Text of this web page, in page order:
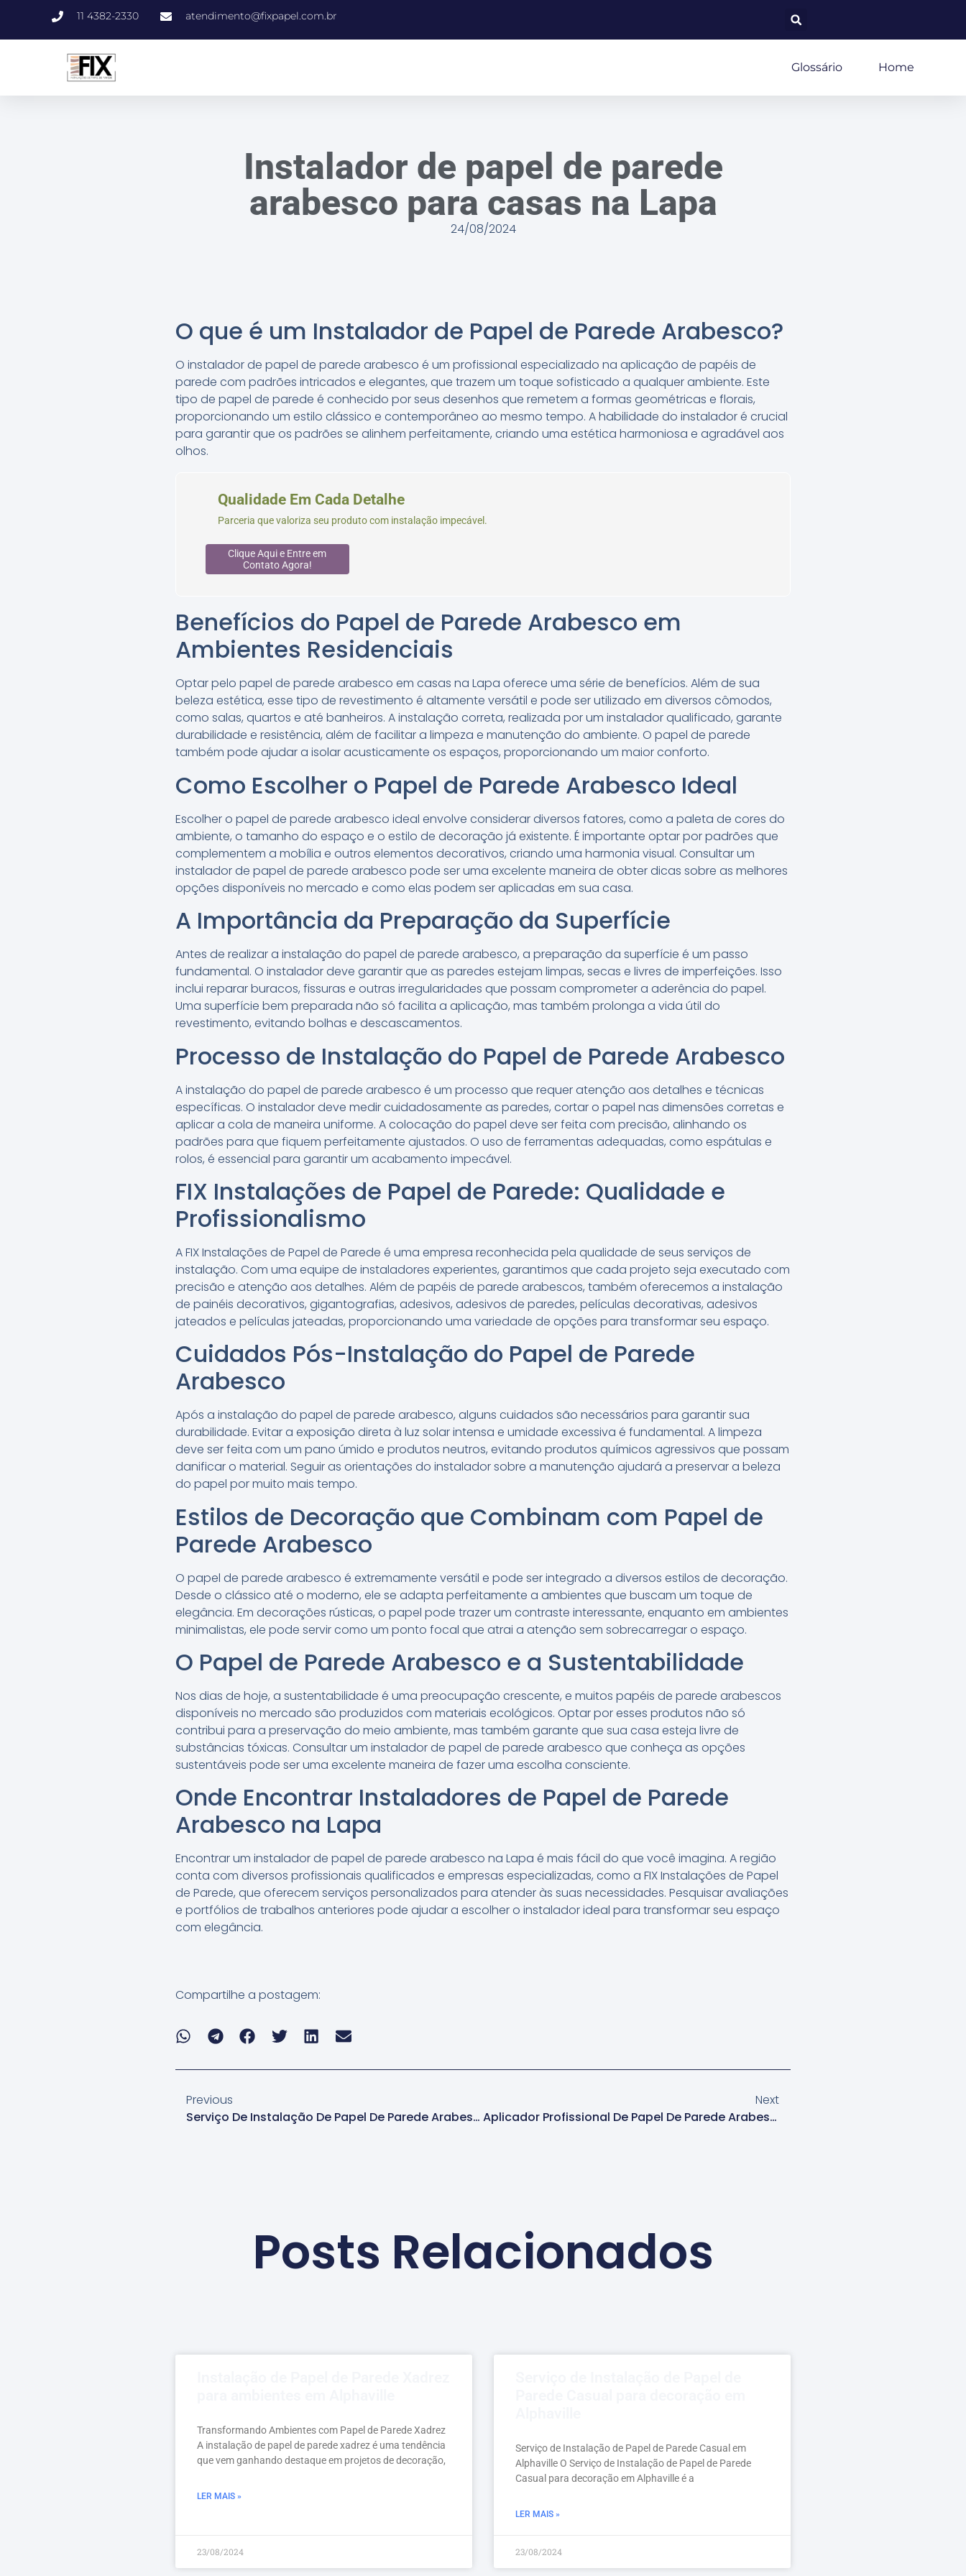
11 4382-2330 atendimento@fixpapel.com.br
Glossário Home
Instalador de papel de parede
arabesco para casas na Lapa
24/08/2024
O que é um Instalador de Papel de Parede Arabesco?
O instalador de papel de parede arabesco é um profissional especializado na aplicação de papéis de
parede com padrões intricados e elegantes, que trazem um toque sofisticado a qualquer ambiente. Este
tipo de papel de parede é conhecido por seus desenhos que remetem a formas geométricas e florais,
proporcionando um estilo clássico e contemporâneo ao mesmo tempo. A habilidade do instalador é crucial
para garantir que os padrões se alinhem perfeitamente, criando uma estética harmoniosa e agradável aos
olhos.
Qualidade Em Cada Detalhe
Parceria que valoriza seu produto com instalação impecável.
Clique Aqui e Entre em
Contato Agora!
Benefícios do Papel de Parede Arabesco em
Ambientes Residenciais
Optar pelo papel de parede arabesco em casas na Lapa oferece uma série de benefícios. Além de sua
beleza estética, esse tipo de revestimento é altamente versátil e pode ser utilizado em diversos cômodos,
como salas, quartos e até banheiros. A instalação correta, realizada por um instalador qualificado, garante
durabilidade e resistência, além de facilitar a limpeza e manutenção do ambiente. O papel de parede
também pode ajudar a isolar acusticamente os espaços, proporcionando um maior conforto.
Como Escolher o Papel de Parede Arabesco Ideal
Escolher o papel de parede arabesco ideal envolve considerar diversos fatores, como a paleta de cores do
ambiente, o tamanho do espaço e o estilo de decoração já existente. É importante optar por padrões que
complementem a mobília e outros elementos decorativos, criando uma harmonia visual. Consultar um
instalador de papel de parede arabesco pode ser uma excelente maneira de obter dicas sobre as melhores
opções disponíveis no mercado e como elas podem ser aplicadas em sua casa.
A Importância da Preparação da Superfície
Antes de realizar a instalação do papel de parede arabesco, a preparação da superfície é um passo
fundamental. O instalador deve garantir que as paredes estejam limpas, secas e livres de imperfeições. Isso
inclui reparar buracos, fissuras e outras irregularidades que possam comprometer a aderência do papel.
Uma superfície bem preparada não só facilita a aplicação, mas também prolonga a vida útil do
revestimento, evitando bolhas e descascamentos.
Processo de Instalação do Papel de Parede Arabesco
A instalação do papel de parede arabesco é um processo que requer atenção aos detalhes e técnicas
específicas. O instalador deve medir cuidadosamente as paredes, cortar o papel nas dimensões corretas e
aplicar a cola de maneira uniforme. A colocação do papel deve ser feita com precisão, alinhando os
padrões para que fiquem perfeitamente ajustados. O uso de ferramentas adequadas, como espátulas e
rolos, é essencial para garantir um acabamento impecável.
FIX Instalações de Papel de Parede: Qualidade e
Profissionalismo
A FIX Instalações de Papel de Parede é uma empresa reconhecida pela qualidade de seus serviços de
instalação. Com uma equipe de instaladores experientes, garantimos que cada projeto seja executado com
precisão e atenção aos detalhes. Além de papéis de parede arabescos, também oferecemos a instalação
de painéis decorativos, gigantografias, adesivos, adesivos de paredes, películas decorativas, adesivos
jateados e películas jateadas, proporcionando uma variedade de opções para transformar seu espaço.
Cuidados Pós-Instalação do Papel de Parede
Arabesco
Após a instalação do papel de parede arabesco, alguns cuidados são necessários para garantir sua
durabilidade. Evitar a exposição direta à luz solar intensa e umidade excessiva é fundamental. A limpeza
deve ser feita com um pano úmido e produtos neutros, evitando produtos químicos agressivos que possam
danificar o material. Seguir as orientações do instalador sobre a manutenção ajudará a preservar a beleza
do papel por muito mais tempo.
Estilos de Decoração que Combinam com Papel de
Parede Arabesco
O papel de parede arabesco é extremamente versátil e pode ser integrado a diversos estilos de decoração.
Desde o clássico até o moderno, ele se adapta perfeitamente a ambientes que buscam um toque de
elegância. Em decorações rústicas, o papel pode trazer um contraste interessante, enquanto em ambientes
minimalistas, ele pode servir como um ponto focal que atrai a atenção sem sobrecarregar o espaço.
O Papel de Parede Arabesco e a Sustentabilidade
Nos dias de hoje, a sustentabilidade é uma preocupação crescente, e muitos papéis de parede arabescos
disponíveis no mercado são produzidos com materiais ecológicos. Optar por esses produtos não só
contribui para a preservação do meio ambiente, mas também garante que sua casa esteja livre de
substâncias tóxicas. Consultar um instalador de papel de parede arabesco que conheça as opções
sustentáveis pode ser uma excelente maneira de fazer uma escolha consciente.
Onde Encontrar Instaladores de Papel de Parede
Arabesco na Lapa
Encontrar um instalador de papel de parede arabesco na Lapa é mais fácil do que você imagina. A região
conta com diversos profissionais qualificados e empresas especializadas, como a FIX Instalações de Papel
de Parede, que oferecem serviços personalizados para atender às suas necessidades. Pesquisar avaliações
e portfólios de trabalhos anteriores pode ajudar a escolher o instalador ideal para transformar seu espaço
com elegância.
Compartilhe a postagem:
Previous
Serviço De Instalação De Papel De Parede Arabesco Em Áreas Comerciais Na Lapa
Next
Aplicador Profissional De Papel De Parede Arabesco Na Lapa
Posts Relacionados
Transformando Ambientes com Papel de Parede Xadrez
A instalação de papel de parede xadrez é uma tendência
que vem ganhando destaque em projetos de decoração,
LER MAIS »
23/08/2024
Serviço de Instalação de Papel de Parede Casual em
Alphaville O Serviço de Instalação de Papel de Parede
Casual para decoração em Alphaville é a
LER MAIS »
23/08/2024